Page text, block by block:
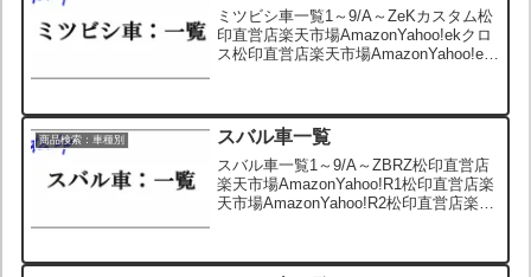
ミツビシ車一覧1～9/A～ZeKカスタム松
印直営店楽天市場AmazonYahoo!ekクロ
ス松印直営店楽天市場AmazonYahoo!ek
天市場AmazonYahoo...
商品検索：車種別 スバル車一覧
スバル車一覧1～9/A～ZBRZ松印直営店
楽天市場AmazonYahoo!R1松印直営店楽
天市場AmazonYahoo!R2松印直営店楽天
場Am...